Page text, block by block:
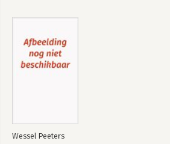
Wessel Peeters